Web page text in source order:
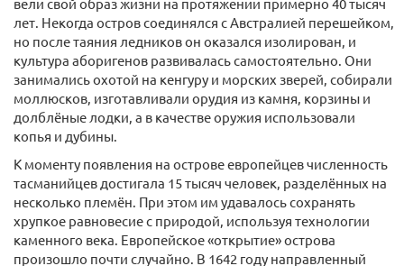
лет. Некогда остров соединялся с Австралией перешейком,
но после таяния ледников он оказался изолирован, и
культура аборигенов развивалась самостоятельно. Они
занимались охотой на кенгуру и морских зверей, собирали
моллюсков, изготавливали орудия из камня, корзины и
долблёные лодки, а в качестве оружия использовали
копья и дубины.
К моменту появления на острове европейцев численность
тасманийцев достигала 15 тысяч человек, разделённых на
несколько племён. При этом им удавалось сохранять
хрупкое равновесие с природой, используя технологии
каменного века. Европейское «открытие» острова
произошло почти случайно. В 1642 году направленный